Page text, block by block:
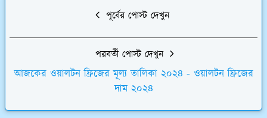
পূর্বের পোস্ট দেখুন
পরবর্তী পোস্ট দেখুন
আজকের ওয়ালটন ফ্রিজের মূল্য তালিকা ২০২৪ - ওয়ালটন ফ্রিজের
দাম ২০২৪